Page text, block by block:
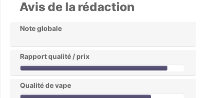
Avis de la rédaction
Note globale
Rapport qualité / prix
Qualité de vape